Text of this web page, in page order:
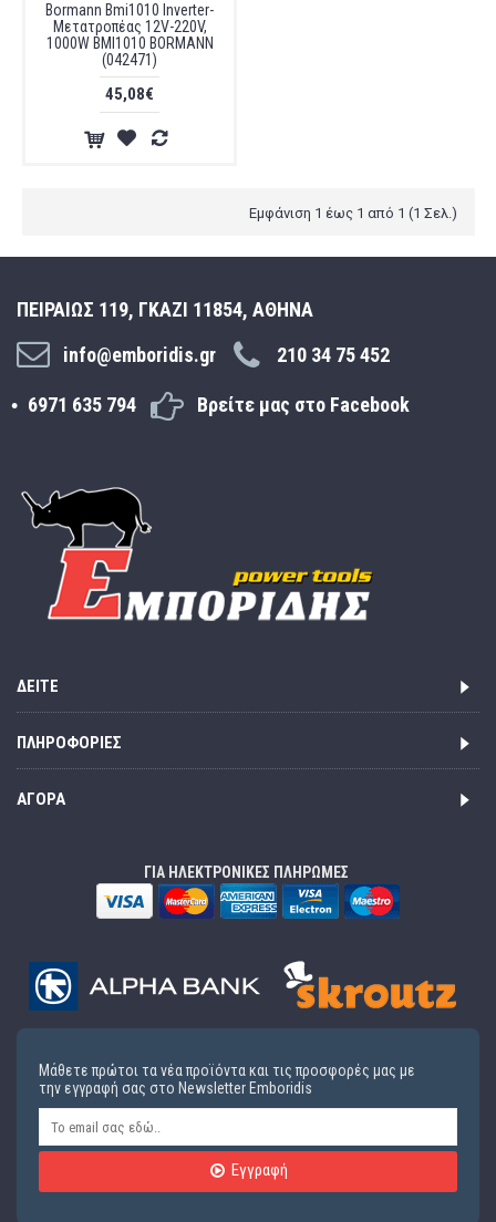
Bormann Bmi1010 Inverter-
Μετατροπέας 12V-220V,
1000W BMI1010 BORMANN
(042471)
45,08€
Εμφάνιση 1 έως 1 από 1 (1 Σελ.)
ΠΕΙΡΑΙΩΣ 119, ΓΚΑΖΙ 11854, ΑΘΗΝΑ
info@emboridis.gr
210 34 75 452
6971 635 794 Βρείτε μας στο Facebook
ΔΕΊΤΕ
ΠΛΗΡΟΦΟΡΊΕΣ
ΑΓΟΡΆ
ΓΙΑ ΗΛΕΚΤΡΟΝΙΚΕΣ ΠΛΗΡΩΜΕΣ
Μάθετε πρώτοι τα νέα προϊόντα και τις προσφορές μας με
την εγγραφή σας στο Newsletter Emboridis
Εγγραφή